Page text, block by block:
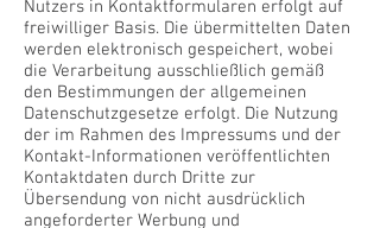
Nutzers in Kontaktformularen erfolgt auf
freiwilliger Basis. Die übermittelten Daten
werden elektronisch gespeichert, wobei
die Verarbeitung ausschließlich gemäß
den Bestimmungen der allgemeinen
Datenschutzgesetze erfolgt. Die Nutzung
der im Rahmen des Impressums und der
Kontakt-Informationen veröffentlichten
Kontaktdaten durch Dritte zur
Übersendung von nicht ausdrücklich
angeforderter Werbung und